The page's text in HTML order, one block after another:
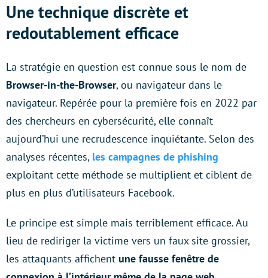
Une technique discrète et
redoutablement efficace
La stratégie en question est connue sous le nom de
Browser-in-the-Browser, ou navigateur dans le
navigateur. Repérée pour la première fois en 2022 par
des chercheurs en cybersécurité, elle connaît
aujourd’hui une recrudescence inquiétante. Selon des
analyses récentes, les campagnes de phishing
exploitant cette méthode se multiplient et ciblent de
plus en plus d’utilisateurs Facebook.
Le principe est simple mais terriblement efficace. Au
lieu de rediriger la victime vers un faux site grossier,
les attaquants affichent une fausse fenêtre de